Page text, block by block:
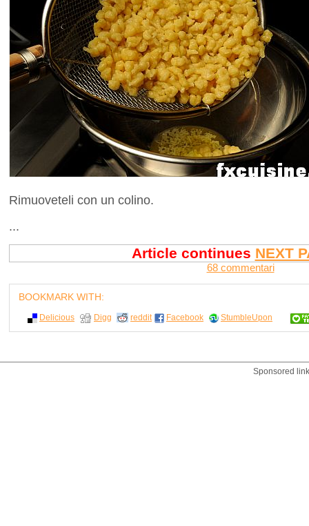
Rimuoveteli con un colino.
...
Article continues NEXT
68 commentari
BOOKMARK WITH:
Delicious Digg reddit Facebook StumbleUpon
Sponsored